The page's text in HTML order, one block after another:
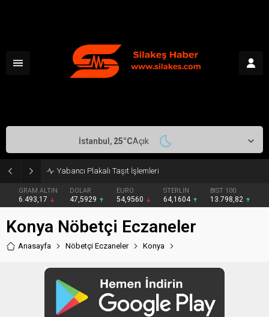
Yabancı Plakalı Taşıt İşlemleri
GRAM ALTIN
6.493,17
DOLAR
47,5929
EURO
54,9560
STERLİN
64,1604
BIST 100
13.798,82
İstanbul, 25°CAçık
Konya Nöbetçi Eczaneler
Anasayfa Nöbetçi Eczaneler Konya